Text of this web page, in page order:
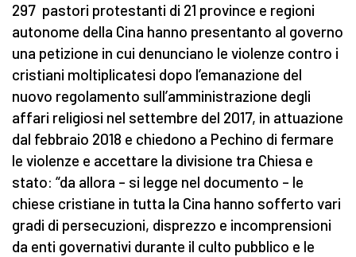
297 pastori protestanti di 21 province e regioni
autonome della Cina hanno presentanto al governo
una petizione in cui denunciano le violenze contro i
cristiani moltiplicatesi dopo l’emanazione del
nuovo regolamento sull’amministrazione degli
affari religiosi nel settembre del 2017, in attuazione
dal febbraio 2018 e chiedono a Pechino di fermare
le violenze e accettare la divisione tra Chiesa e
stato: “da allora – si legge nel documento – le
chiese cristiane in tutta la Cina hanno sofferto vari
gradi di persecuzioni, disprezzo e incomprensioni
da enti governativi durante il culto pubblico e le